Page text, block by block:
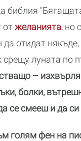
библия
от желанията, но
отидат
срещу луната по
–
болки,
се смееш и да
голям фен на